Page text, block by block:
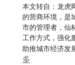
本文转自：龙虎
的营商环境，是
市的管理者，仙
工作方式，强化
助推城市经济发
多